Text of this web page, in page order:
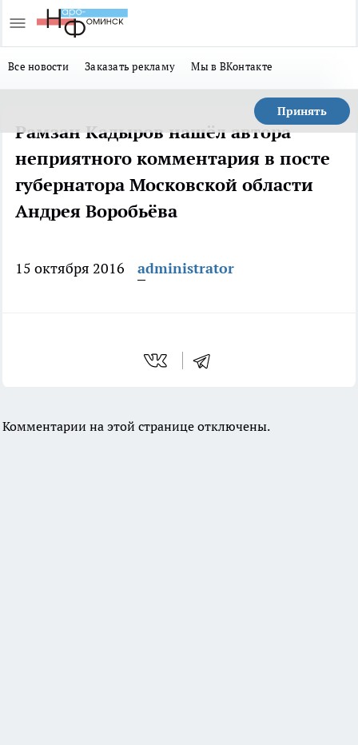
Все новости Заказать рекламу Мы в ВКонтакте
Принять
Рамзан Кадыров нашёл автора
неприятного комментария в посте
губернатора Московской области
Андрея Воробьёва
15 октября 2016 administrator
Комментарии на этой странице отключены.